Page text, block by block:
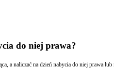
do niej prawa?